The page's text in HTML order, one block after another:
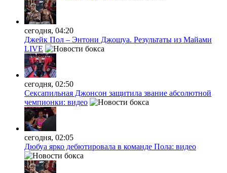
сегодня, 04:20
Джейк Пол – Энтони Джошуа. Результаты из Майами
LIVE
сегодня, 02:50
Сексапильная Джонсон защитила звание абсолютной
чемпионки: видео
сегодня, 02:05
Дюбуа ярко дебютировала в команде Пола: видео